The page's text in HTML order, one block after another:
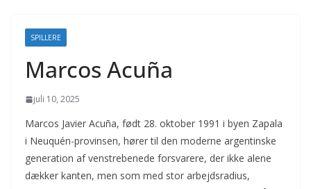
SPILLERE
Marcos Acuña
juli 10, 2025
Marcos Javier Acuña, født 28. oktober 1991 i byen Zapala
i Neuquén-provinsen, hører til den moderne argentinske
generation af venstrebenede forsvarere, der ikke alene
dækker kanten, men som med stor arbejdsradius,